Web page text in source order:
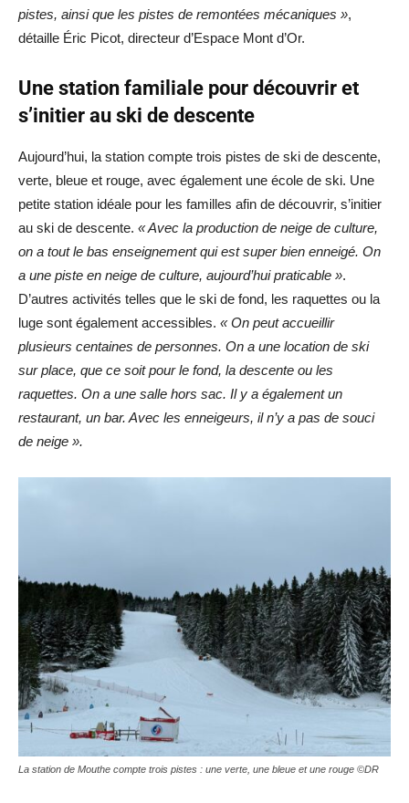
pistes, ainsi que les pistes de remontées mécaniques »,
détaille Éric Picot, directeur d’Espace Mont d’Or.
Une station familiale pour découvrir et
s’initier au ski de descente
Aujourd’hui, la station compte trois pistes de ski de descente,
verte, bleue et rouge, avec également une école de ski. Une
petite station idéale pour les familles afin de découvrir, s’initier
au ski de descente. « Avec la production de neige de culture,
on a tout le bas enseignement qui est super bien enneigé. On
a une piste en neige de culture, aujourd’hui praticable ».
D’autres activités telles que le ski de fond, les raquettes ou la
luge sont également accessibles. « On peut accueillir
plusieurs centaines de personnes. On a une location de ski
sur place, que ce soit pour le fond, la descente ou les
raquettes. On a une salle hors sac. Il y a également un
restaurant, un bar. Avec les enneigeurs, il n’y a pas de souci
de neige ».
La station de Mouthe compte trois pistes : une verte, une bleue et une rouge ©DR